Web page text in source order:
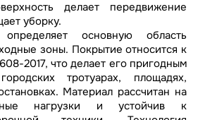
делает передвижение
уборку.
основную область
зоны. Покрытие относится к
2017, что делает его пригодным
тротуарах, площадях,
Материал рассчитан на
нагрузки и устойчив к